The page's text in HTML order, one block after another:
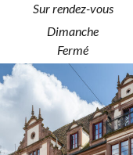
Sur rendez-vous
Dimanche
Fermé